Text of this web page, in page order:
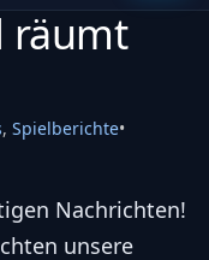
räumt
, Spielberichte•
Nachrichten!
unsere